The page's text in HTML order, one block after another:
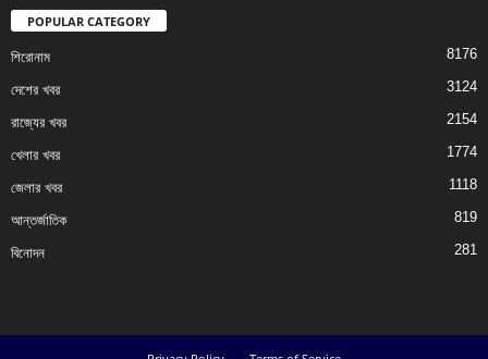
POPULAR CATEGORY
শিরোনাম 8176
দেশের খবর 3124
রাজ্যের খবর 2154
খেলার খবর 1774
জেলার খবর 1118
আন্তর্জাতিক 819
বিনোদন 281